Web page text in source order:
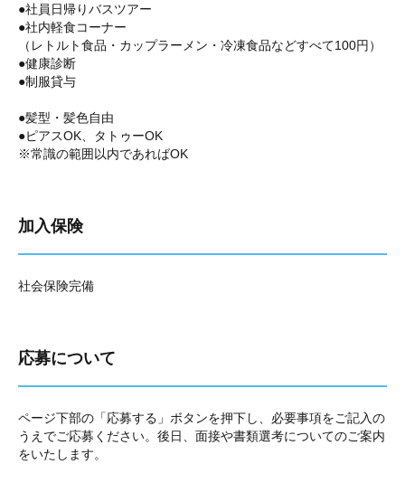
●社員日帰りバスツアー
●社内軽食コーナー
（レトルト食品・カップラーメン・冷凍食品などすべて100円）
●健康診断
●制服貸与
●髪型・髪色自由
●ピアスOK、タトゥーOK
※常識の範囲以内であればOK
加入保険
社会保険完備
応募について
ページ下部の「応募する」ボタンを押下し、必要事項をご記入の
うえでご応募ください。後日、面接や書類選考についてのご案内
をいたします。